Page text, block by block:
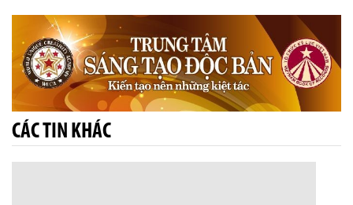
CÁC TIN KHÁC